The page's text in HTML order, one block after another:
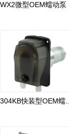
WX2微型OEM蠕动泵
304KB快装型OEM蠕动泵